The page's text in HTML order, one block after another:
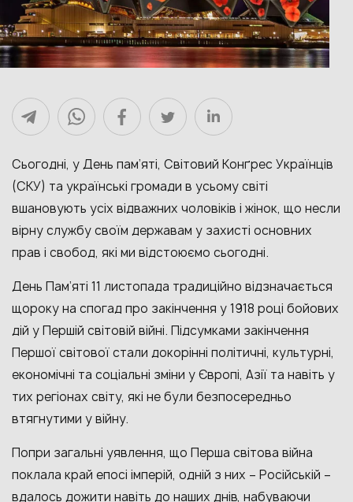
Сьогодні, у День пам’яті, Світовий Конґрес Українців
(СКУ) та українські громади в усьому світі
вшановують усіх відважних чоловіків і жінок, що несли
вірну службу своїм державам у захисті основних
прав і свобод, які ми відстоюємо сьогодні.
День Пам’яті 11 листопада традиційно відзначається
щороку на спогад про закінчення у 1918 році бойових
дій у Першій світовій війні. Підсумками закінчення
Першої світової стали докорінні політичні, культурні,
економічні та соціальні зміни у Європі, Азії та навіть у
тих регіонах світу, які не були безпосередньо
втягнутими у війну.
Попри загальні уявлення, що Перша світова війна
поклала край епосі імперій, одній з них – Російській –
вдалось дожити навіть до наших днів, набуваючи